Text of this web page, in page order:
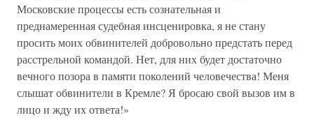
Московские процессы есть сознательная и
преднамеренная судебная инсценировка, я не стану
просить моих обвинителей добровольно предстать перед
расстрельной командой. Нет, для них будет достаточно
вечного позора в памяти поколений человечества! Меня
слышат обвинители в Кремле? Я бросаю свой вызов им в
лицо и жду их ответа!»